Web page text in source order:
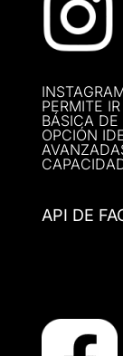
PERMITE
BÁSICA
OPCIÓN
API DE